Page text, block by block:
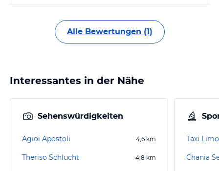
Alle Bewertungen (1)
Interessantes in der Nähe
Sehenswürdigkeiten
Agioi Apostoli 4,6 km
Theriso Schlucht 4,8 km
Taxi
Chania